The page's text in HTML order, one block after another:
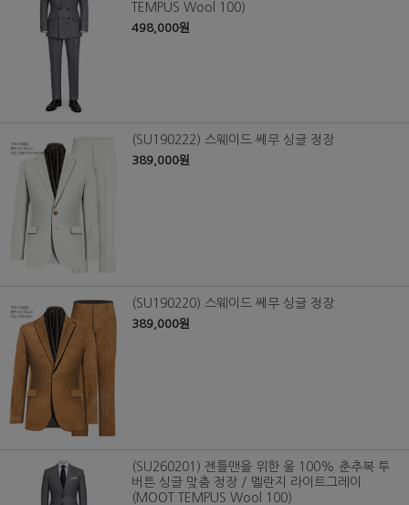
TEMPUS Wool 100)
498,000원
(SU190222) 스웨이드 쎄무 싱글 정장
389,000원
(SU190220) 스웨이드 쎄무 싱글 정장
389,000원
(SU260201) 젠틀맨을 위한 울 100% 춘추복 투
버튼 싱글 맞춤 정장 / 멜란지 라이트그레이
(MOOT TEMPUS Wool 100)